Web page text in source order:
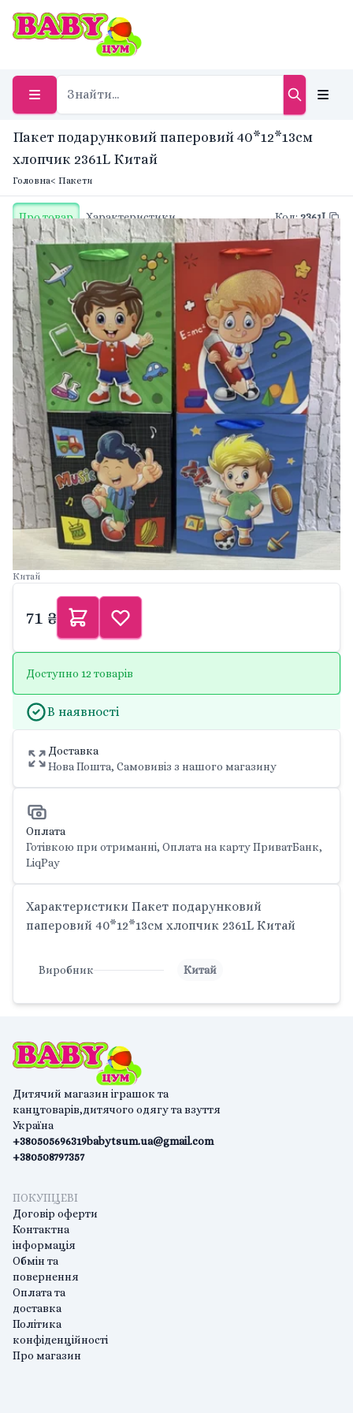
Пакет подарунковий паперовий 40*12*13см
хлопчик 2361L Китай
Головна< Пакети
Про товар Характеристики Код:2361L
Китай
71 ₴
Доступно 12 товарів
В наявності
Доставка
Нова Пошта, Самовивіз з нашого магазину
Оплата
Готівкою при отриманні, Оплата на карту ПриватБанк,
LiqPay
Характеристики Пакет подарунковий
паперовий 40*12*13см хлопчик 2361L Китай
Виробник Китай
Дитячий магазин іграшок та
канцтоварів,дитячого одягу та взуття
Україна
+380505696319
+380508797357
babytsum.ua@gmail.com
ПОКУПЦЕВІ
Договір оферти
Контактна
інформація
Обмін та
повернення
Оплата та
доставка
Політика
конфіденційності
Про магазин